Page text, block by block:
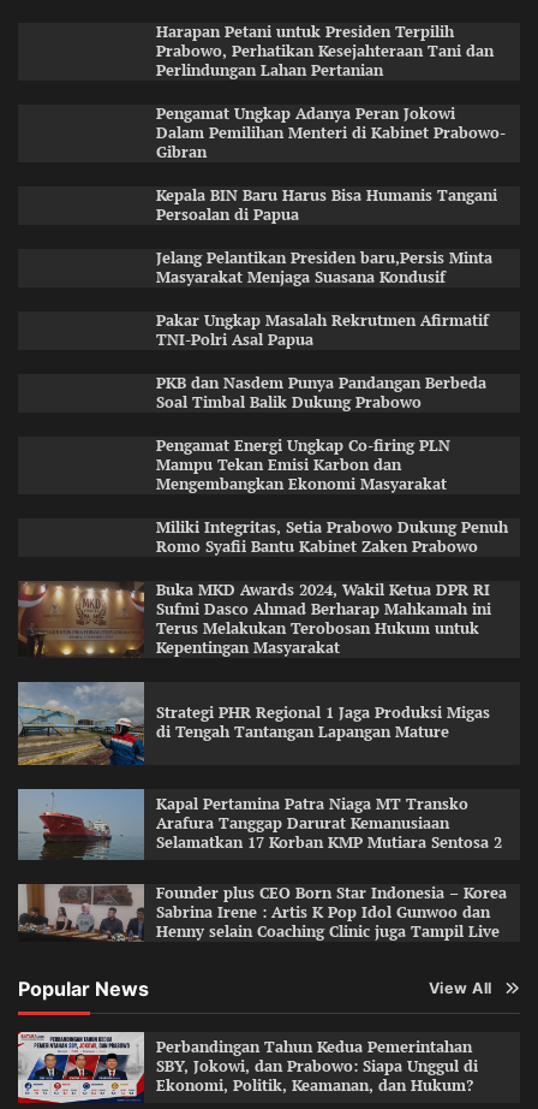
Harapan Petani untuk Presiden Terpilih
Prabowo, Perhatikan Kesejahteraan Tani dan
Perlindungan Lahan Pertanian
Pengamat Ungkap Adanya Peran Jokowi
Dalam Pemilihan Menteri di Kabinet Prabowo-
Gibran
Kepala BIN Baru Harus Bisa Humanis Tangani
Persoalan di Papua
Jelang Pelantikan Presiden baru,Persis Minta
Masyarakat Menjaga Suasana Kondusif
Pakar Ungkap Masalah Rekrutmen Afirmatif
TNI-Polri Asal Papua
PKB dan Nasdem Punya Pandangan Berbeda
Soal Timbal Balik Dukung Prabowo
Pengamat Energi Ungkap Co-firing PLN
Mampu Tekan Emisi Karbon dan
Mengembangkan Ekonomi Masyarakat
Miliki Integritas, Setia Prabowo Dukung Penuh
Romo Syafii Bantu Kabinet Zaken Prabowo
Buka MKD Awards 2024, Wakil Ketua DPR RI
Sufmi Dasco Ahmad Berharap Mahkamah ini
Terus Melakukan Terobosan Hukum untuk
Kepentingan Masyarakat
Strategi PHR Regional 1 Jaga Produksi Migas
di Tengah Tantangan Lapangan Mature
Kapal Pertamina Patra Niaga MT Transko
Arafura Tanggap Darurat Kemanusiaan
Selamatkan 17 Korban KMP Mutiara Sentosa 2
Founder plus CEO Born Star Indonesia – Korea
Sabrina Irene : Artis K Pop Idol Gunwoo dan
Henny selain Coaching Clinic juga Tampil Live
Popular News View All
Perbandingan Tahun Kedua Pemerintahan
SBY, Jokowi, dan Prabowo: Siapa Unggul di
Ekonomi, Politik, Keamanan, dan Hukum?